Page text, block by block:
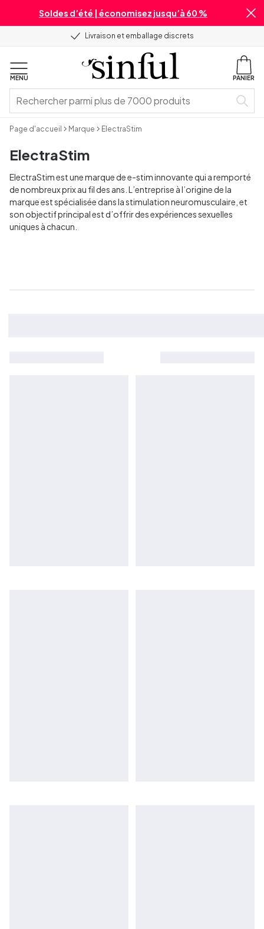
Soldes d’été | économisez jusqu’à 60 %
Livraison et emballage discrets
MENU PANIER
Page d'accueil Marque ElectraStim
ElectraStim
ElectraStim est une marque de e-stim innovante qui a remporté
de nombreux prix au fil des ans. L’entreprise à l’origine de la
marque est spécialisée dans la stimulation neuromusculaire, et
son objectif principal est d’offrir des expériences sexuelles
uniques à chacun.